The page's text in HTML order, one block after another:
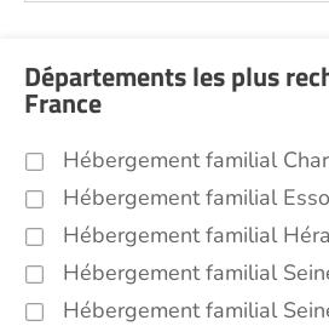
Départements les plus
France
Hébergement familial
Hébergement familial
Hébergement familial
Hébergement familial
Hébergement familial